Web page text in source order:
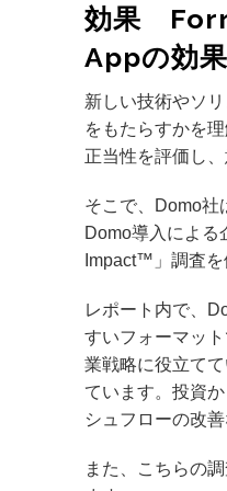
効果
Appの効果
新しい技術やソ
をもたらすかを
正当性を評価し
そこで、Domo社
Domo導入による
Impact™」調査を
レポート内で、
すいフォーマッ
業戦略に役立て
ています。投資
シュフローの改
また、こちらの